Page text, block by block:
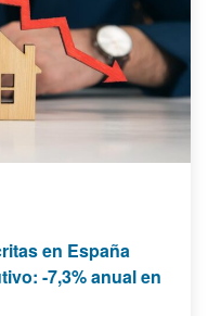
en España
-7,3% anual en